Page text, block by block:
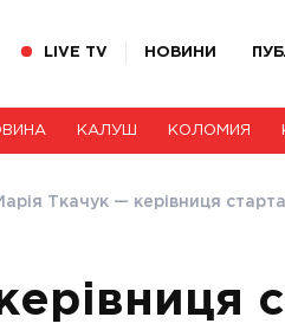
LIVE TV НОВИНИ
КАЛУШ КОЛОМИЯ
Ткачук — керівниця